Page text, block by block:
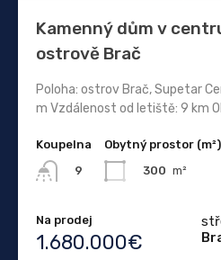
Kamenný dům v
ostrově Brač
Poloha: ostrov Brač, Supetar
m Vzdálenost od letiště: 9 km
Koupelna
9
Obytný prostor (m²)
300 m²
Na prodej
1.680.000€